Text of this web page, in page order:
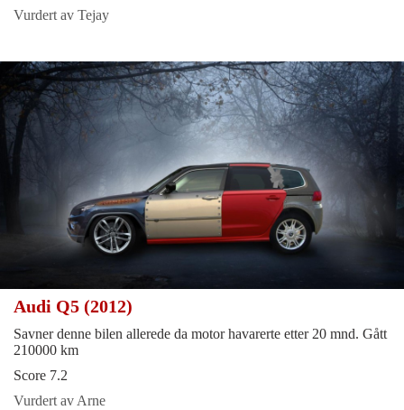
Vurdert av Tejay
Audi Q5 (2012)
Savner denne bilen allerede da motor havarerte etter 20 mnd. Gått
210000 km
Score 7.2
Vurdert av Arne